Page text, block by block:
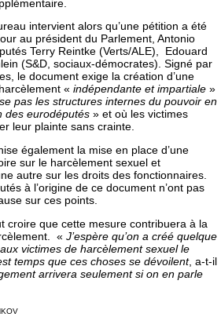
intervient alors qu’une pétition a été
au président du Parlement, Antonio
Terry Reintke (Verts/ALE), Edouard
(S&D, sociaux-démocrates). Signé par
le document exige la création d’une
« indépendante et impartiale »
pas les structures internes du pouvoir en
des eurodéputés » et où les victimes
leur plainte sans crainte.
également la mise en place d’une
sur le harcèlement sexuel et
autre sur les droits des fonctionnaires.
à l’origine de ce document n’ont pas
sur ces points.
croire que cette mesure contribuera à la
« J’espère qu’on a créé quelque
victimes de harcèlement sexuel le
temps que ces choses se dévoilent, a-t-il
arrivera seulement si on en parle